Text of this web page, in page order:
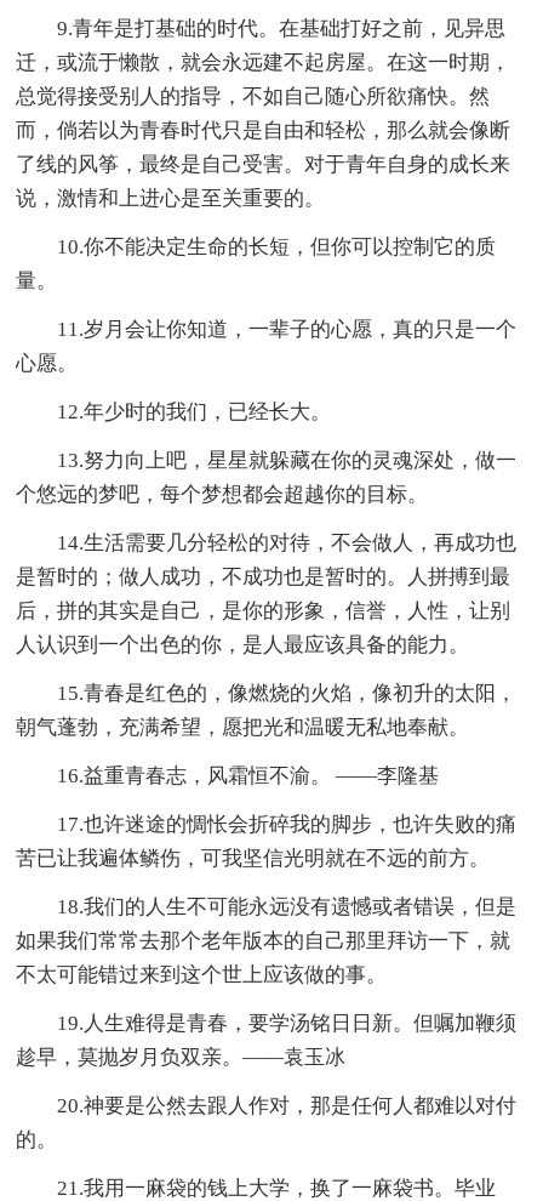
9.青年是打基础的时代。在基础打好之前，见异思
迁，或流于懒散，就会永远建不起房屋。在这一时期，
总觉得接受别人的指导，不如自己随心所欲痛快。然
而，倘若以为青春时代只是自由和轻松，那么就会像断
了线的风筝，最终是自己受害。对于青年自身的成长来
说，激情和上进心是至关重要的。
10.你不能决定生命的长短，但你可以控制它的质
量。
11.岁月会让你知道，一辈子的心愿，真的只是一个
心愿。
12.年少时的我们，已经长大。
13.努力向上吧，星星就躲藏在你的灵魂深处，做一
个悠远的梦吧，每个梦想都会超越你的目标。
14.生活需要几分轻松的对待，不会做人，再成功也
是暂时的；做人成功，不成功也是暂时的。人拼搏到最
后，拼的其实是自己，是你的形象，信誉，人性，让别
人认识到一个出色的你，是人最应该具备的能力。
15.青春是红色的，像燃烧的火焰，像初升的太阳，
朝气蓬勃，充满希望，愿把光和温暖无私地奉献。
16.益重青春志，风霜恒不渝。 ——李隆基
17.也许迷途的惆怅会折碎我的脚步，也许失败的痛
苦已让我遍体鳞伤，可我坚信光明就在不远的前方。
18.我们的人生不可能永远没有遗憾或者错误，但是
如果我们常常去那个老年版本的自己那里拜访一下，就
不太可能错过来到这个世上应该做的事。
19.人生难得是青春，要学汤铭日日新。但嘱加鞭须
趁早，莫抛岁月负双亲。——袁玉冰
20.神要是公然去跟人作对，那是任何人都难以对付
的。
21.我用一麻袋的钱上大学，换了一麻袋书。毕业